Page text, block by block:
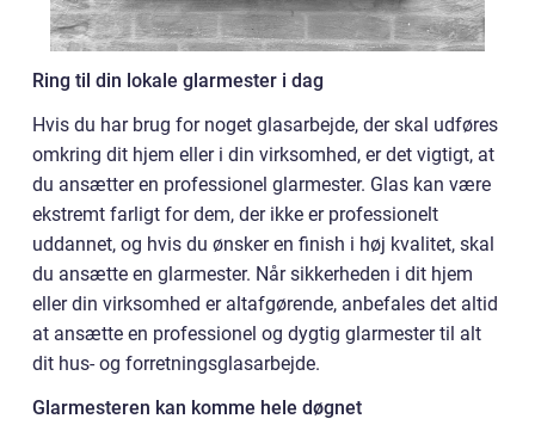
Ring til din lokale glarmester i dag
Hvis du har brug for noget glasarbejde, der skal udføres
omkring dit hjem eller i din virksomhed, er det vigtigt, at
du ansætter en professionel glarmester. Glas kan være
ekstremt farligt for dem, der ikke er professionelt
uddannet, og hvis du ønsker en finish i høj kvalitet, skal
du ansætte en glarmester. Når sikkerheden i dit hjem
eller din virksomhed er altafgørende, anbefales det altid
at ansætte en professionel og dygtig glarmester til alt
dit hus- og forretningsglasarbejde.
Glarmesteren kan komme hele døgnet